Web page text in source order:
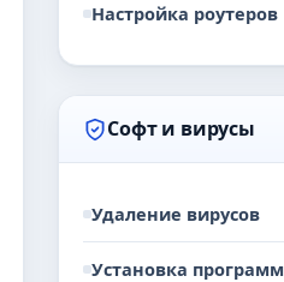
Настройка роутеров
Софт и вирусы
Удаление вирусов
Установка программ